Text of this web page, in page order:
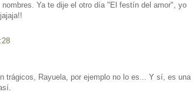
nombres. Ya te dije el otro día "El festín del amor", yo
trágicos, Rayuela, por ejemplo no lo es... Y sí, es una